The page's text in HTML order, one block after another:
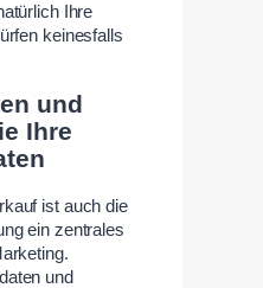
Ihre
keinesfalls
und
Ihre
ist auch die
ein zentrales
und